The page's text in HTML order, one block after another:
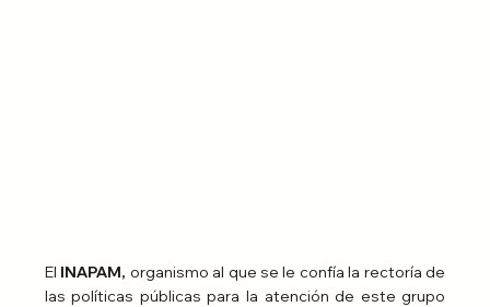
El INAPAM, organismo al que se le confía la rectoría de
las políticas públicas para la atención de este grupo